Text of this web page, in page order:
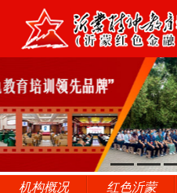
机构概况 红色沂蒙